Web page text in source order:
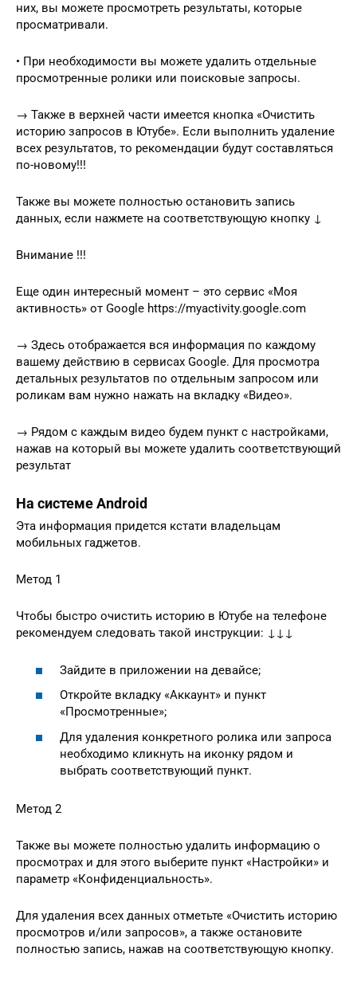
них, вы можете просмотреть результаты, которые
просматривали.
• При необходимости вы можете удалить отдельные
просмотренные ролики или поисковые запросы.
→ Также в верхней части имеется кнопка «Очистить
историю запросов в Ютубе». Если выполнить удаление
всех результатов, то рекомендации будут составляться
по-новому!!!
Также вы можете полностью остановить запись
данных, если нажмете на соответствующую кнопку ↓
Внимание !!!
Еще один интересный момент – это сервис «Моя
активность» от Google https://myactivity.google.com
→ Здесь отображается вся информация по каждому
вашему действию в сервисах Google. Для просмотра
детальных результатов по отдельным запросом или
роликам вам нужно нажать на вкладку «Видео».
→ Рядом с каждым видео будем пункт с настройками,
нажав на который вы можете удалить соответствующий
результат
На системе Android
Эта информация придется кстати владельцам
мобильных гаджетов.
Метод 1
Чтобы быстро очистить историю в Ютубе на телефоне
рекомендуем следовать такой инструкции: ↓↓↓
Зайдите в приложении на девайсе;
Откройте вкладку «Аккаунт» и пункт
«Просмотренные»;
Для удаления конкретного ролика или запроса
необходимо кликнуть на иконку рядом и
выбрать соответствующий пункт.
Метод 2
Также вы можете полностью удалить информацию о
просмотрах и для этого выберите пункт «Настройки» и
параметр «Конфиденциальность».
Для удаления всех данных отметьте «Очистить историю
просмотров и/или запросов», а также остановите
полностью запись, нажав на соответствующую кнопку.